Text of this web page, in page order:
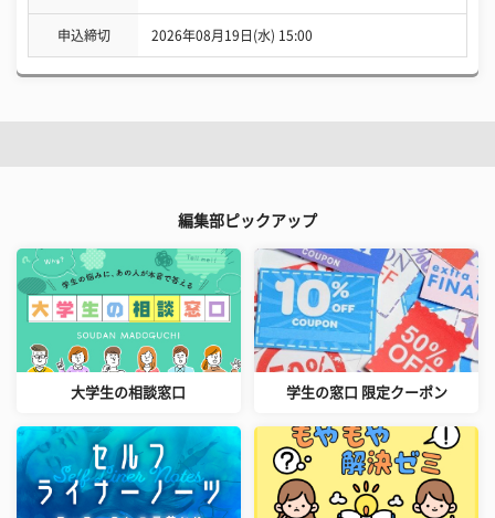
申込締切 2026年08月19日(水) 15:00
編集部ピックアップ
大学生の相談窓口 学生の窓口 限定クーポン